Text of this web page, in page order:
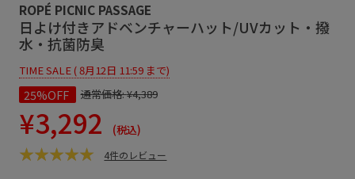
ROPÉ PICNIC PASSAGE
日よけ付きアドベンチャーハット/UVカット・撥
水・抗菌防臭
TIME SALE ( 8月12日 11:59 まで)
25%OFF 通常価格:¥4,389
¥3,292 (税込)
4件のレビュー